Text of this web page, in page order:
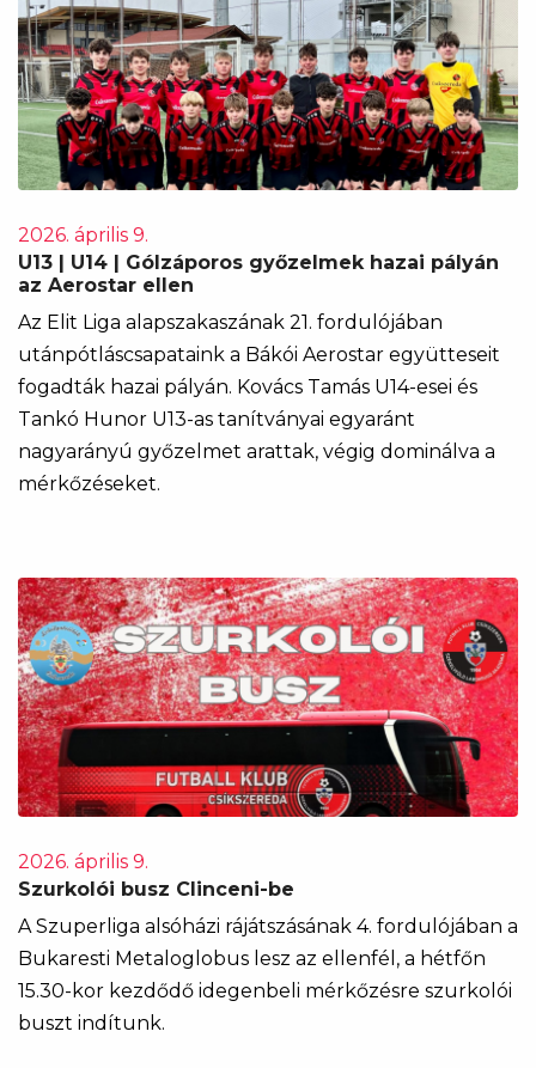
2026. április 9.
U13 | U14 | Gólzáporos győzelmek hazai pályán
az Aerostar ellen
Az Elit Liga alapszakaszának 21. fordulójában
utánpótláscsapataink a Bákói Aerostar együtteseit
fogadták hazai pályán. Kovács Tamás U14-esei és
Tankó Hunor U13-as tanítványai egyaránt
nagyarányú győzelmet arattak, végig dominálva a
mérkőzéseket.
2026. április 9.
Szurkolói busz Clinceni-be
A Szuperliga alsóházi rájátszásának 4. fordulójában a
Bukaresti Metaloglobus lesz az ellenfél, a hétfőn
15.30-kor kezdődő idegenbeli mérkőzésre szurkolói
buszt indítunk.